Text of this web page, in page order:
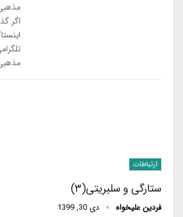
مذهبی
اگر
مذهبی…
ارتباطات
ستارگی و سلبریتی(۳)
فردین علیخواه دی 30, 1399